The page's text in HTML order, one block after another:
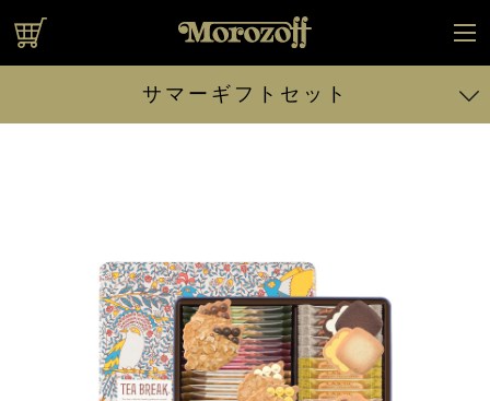
サマーギフトセット
スイートサプライズ 130g、14個入
スイートサプライズ 130g、20個入
スイートサプライズ 130g、22個入
スイートサプライズ 180g、29個入